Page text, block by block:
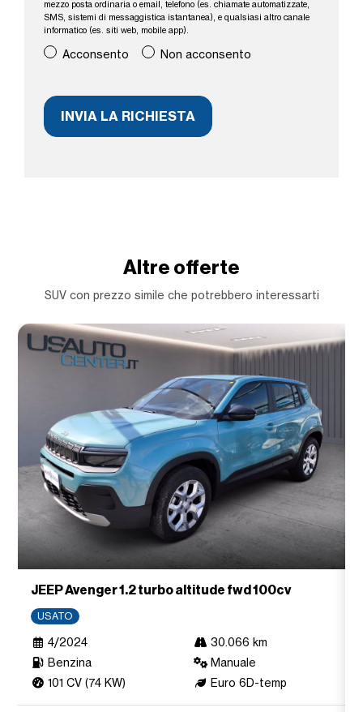
mezzo posta ordinaria o email, telefono (es. chiamate automatizzate,
SMS, sistemi di messaggistica istantanea), e qualsiasi altro canale
informatico (es. siti web, mobile app).
Acconsento Non acconsento
Altre offerte
SUV con prezzo simile che potrebbero interessarti
JEEP Avenger 1.2 turbo altitude fwd 100cv
USATO
4/2024
30.066 km
Benzina
Manuale
101 CV (74 KW)
Euro 6D-temp